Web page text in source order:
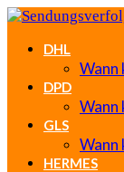
DHL
Wann
DPD
Wann
GLS
Wann
HERMES